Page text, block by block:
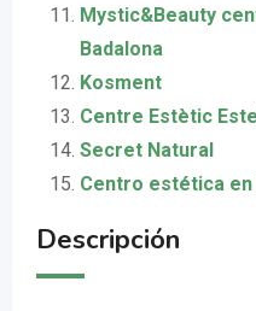
Mystic&Beauty
Badalona
Kosment
Centre Estètic
Secret Natural
Centro estética en
Descripción